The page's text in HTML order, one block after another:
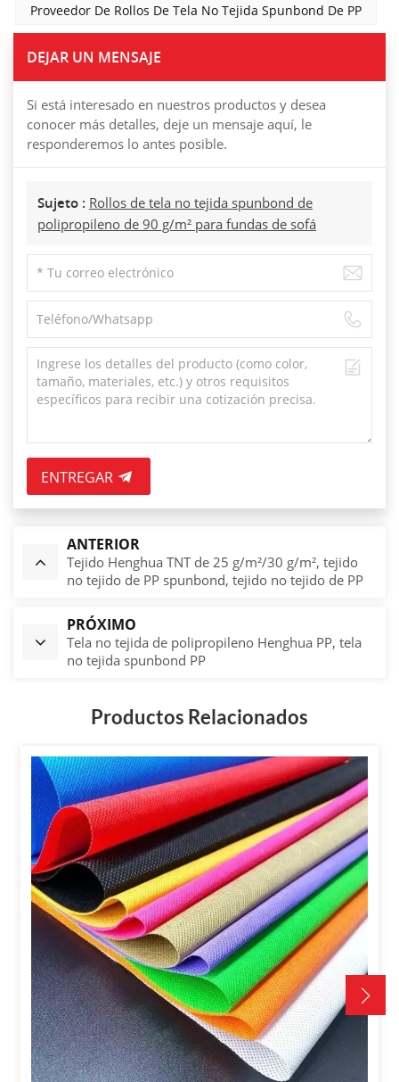
Proveedor De Rollos De Tela No Tejida Spunbond De PP
DEJAR UN MENSAJE
Si está interesado en nuestros productos y desea
conocer más detalles, deje un mensaje aquí, le
responderemos lo antes posible.
Sujeto : Rollos de tela no tejida spunbond de
polipropileno de 90 g/m² para fundas de sofá
ENTREGAR
ANTERIOR
Tejido Henghua TNT de 25 g/m²/30 g/m², tejido
no tejido de PP spunbond, tejido no tejido de PP
PRÓXIMO
Tela no tejida de polipropileno Henghua PP, tela
no tejida spunbond PP
Productos Relacionados